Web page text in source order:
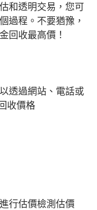
和透明交易，您可
過程。不要猶豫，
回收最高價！
透過網站、電話或
收價格
行估價檢測估價